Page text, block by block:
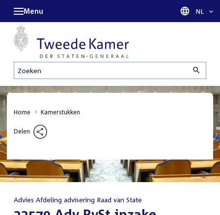
Zoeken
Menu Taal
NL
Home Kamerstukken
Delen
Advies Afdeling advisering Raad van State
: